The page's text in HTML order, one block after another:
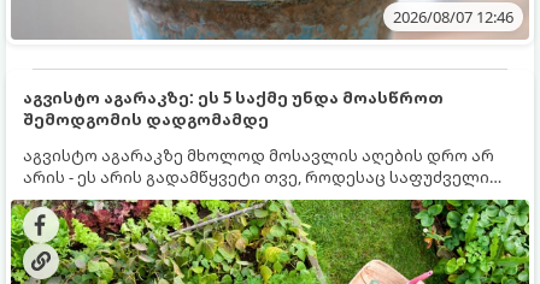
2026/08/07 12:46
აგვისტო აგარაკზე: ეს 5 საქმე უნდა მოასწროთ
შემოდგომის დადგომამდე
აგვისტო აგარაკზე მხოლოდ მოსავლის აღების დრო არ
არის - ეს არის გადამწყვეტი თვე, როდესაც საფუძველი
ეყრება მომავალი წლის მოსავალს და ბაღი მზადდება
შემოდგომა-ზამთრის სეზონისთვის. იმისათვის, რომ
ნიადაგმა ენერგია აღიდგინოს, ხოლო მცენარეებმა
ზამთარს გაუძლონ, აგვისტოს ბოლომდე 5